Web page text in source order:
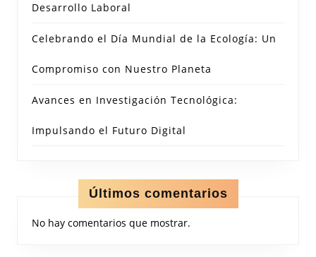
Desarrollo Laboral
Celebrando el Día Mundial de la Ecología: Un
Compromiso con Nuestro Planeta
Avances en Investigación Tecnológica:
Impulsando el Futuro Digital
Últimos comentarios
No hay comentarios que mostrar.